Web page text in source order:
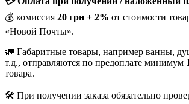
💰 комиссия 20 грн + 2% от стоимости
«Новой Почты».
🚛 Габаритные товары, например ванны,
т.д., отправляются по предоплате минимум
товара.
🛠️ При получении заказа обязательно